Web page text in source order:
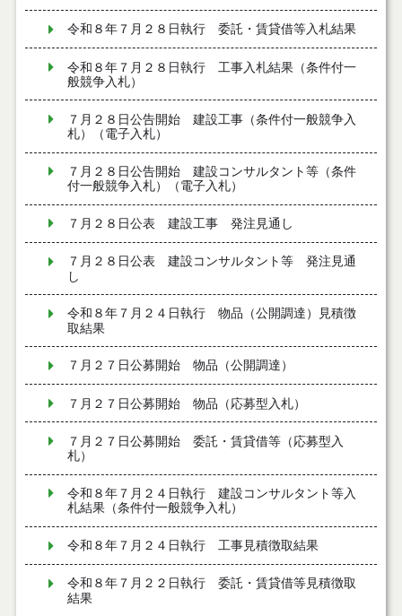
令和８年７月２８日執行 委託・賃貸借等入札結果
令和８年７月２８日執行 工事入札結果（条件付一
般競争入札）
７月２８日公告開始 建設工事（条件付一般競争入
札）（電子入札）
７月２８日公告開始 建設コンサルタント等（条件
付一般競争入札）（電子入札）
７月２８日公表 建設工事 発注見通し
７月２８日公表 建設コンサルタント等 発注見通
し
令和８年７月２４日執行 物品（公開調達）見積徴
取結果
７月２７日公募開始 物品（公開調達）
７月２７日公募開始 物品（応募型入札）
７月２７日公募開始 委託・賃貸借等（応募型入
札）
令和８年７月２４日執行 建設コンサルタント等入
札結果（条件付一般競争入札）
令和８年７月２４日執行 工事見積徴取結果
令和８年７月２２日執行 委託・賃貸借等見積徴取
結果